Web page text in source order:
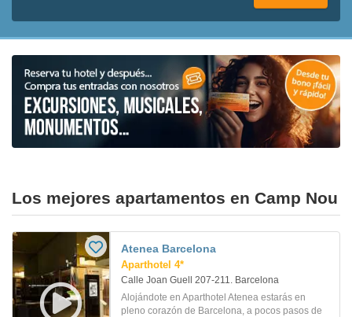
Los mejores apartamentos en Camp Nou
Atenea Barcelona
Aparthotel 4*
Calle Joan Guell 207-211. Barcelona
Alojándote en Aparthotel Atenea estarás en
pleno corazón de Barcelona, a pocos pasos de